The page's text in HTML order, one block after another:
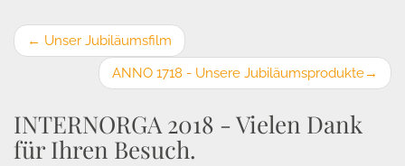
← Unser Jubiläumsfilm
ANNO 1718 - Unsere Jubiläumsprodukte→
INTERNORGA 2018 - Vielen Dank
für Ihren Besuch.